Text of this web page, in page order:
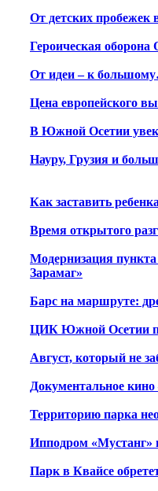
От детских пробежек
Героическая
От идеи – к
Цена европейского
В Южной Осетии
Науру, Грузия и
Как заставить
Время открытого
Модернизация
Зарамаг»
Барс на маршруте:
ЦИК Южной Осетии
Август, который не
Документальное
Территорию парка
Ипподром «Мустанг»
Парк в Квайсе